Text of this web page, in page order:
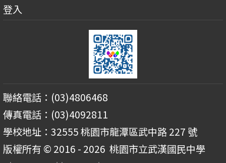
登入
聯絡電話：(03)4806468
傳真電話：(03)4092811
學校地址：32555 桃園市龍潭區武中路 227 號
版權所有 © 2016 - 2026 桃園市立武漢國民中學